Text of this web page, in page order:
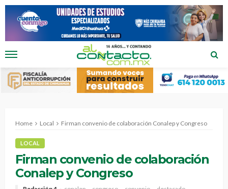
Home Local Firman convenio de colaboración Conalep y Congreso
LOCAL
Firman convenio de colaboración
Conalep y Congreso